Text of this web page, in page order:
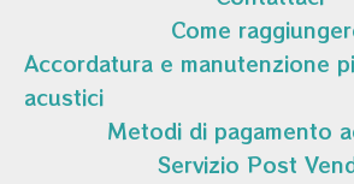
Come
Accordatura e manutenzione
acustici
Metodi di pagamento
Servizio Post